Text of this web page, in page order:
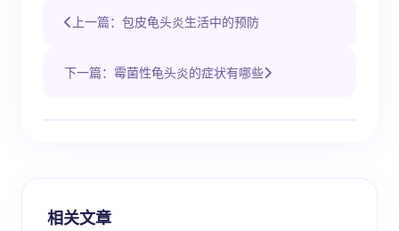
上一篇：包皮龟头炎生活中的预防
下一篇：霉菌性龟头炎的症状有哪些
相关文章